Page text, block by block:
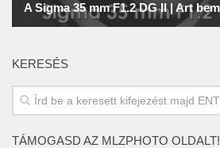
KERESÉS
TÁMOGASD AZ MLZPHOTO OLDALT!